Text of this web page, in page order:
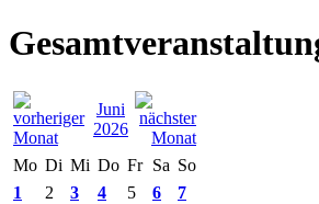
Juni
2026
Mo Di Mi Do Fr Sa So
1
2 3 4 5 6
7